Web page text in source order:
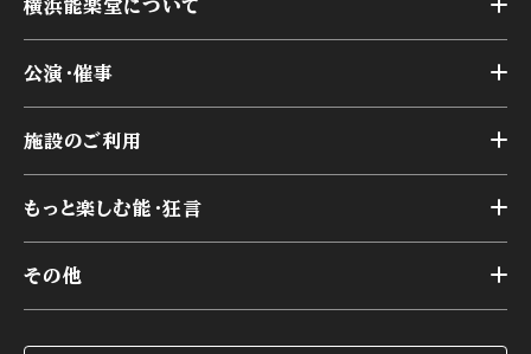
横浜能楽堂について
横浜能楽堂が取り組んだ事業
能舞台の歴史と特徴
様々なお客様に向けて
本舞台座席
交通アクセス
公演・催事
アーカイブ
施設のご利用
第二舞台
研修室
楽屋
もっと楽しむ能・狂言
その他